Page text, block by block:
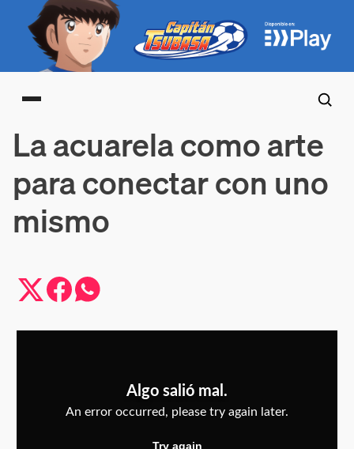
Main menu
La acuarela como arte
para conectar con uno
mismo